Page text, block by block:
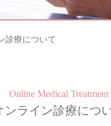
診療について
Online Medical Treatment
ンライン診療につ